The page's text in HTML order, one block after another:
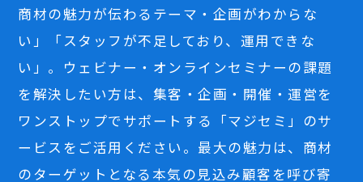
商材の魅力が伝わるテーマ・企画がわからな
い」「スタッフが不足しており、運用できな
い」。ウェビナー・オンラインセミナーの課題
を解決したい方は、集客・企画・開催・運営を
ワンストップでサポートする「マジセミ」のサ
ービスをご活用ください。最大の魅力は、商材
のターゲットとなる本気の見込み顧客を呼び寄